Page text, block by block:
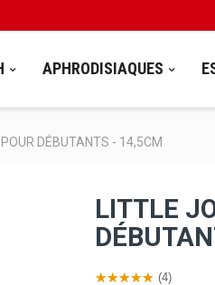
APHRODISIAQUES
POUR DÉBUTANTS - 14,5CM
LITTLE
(4)